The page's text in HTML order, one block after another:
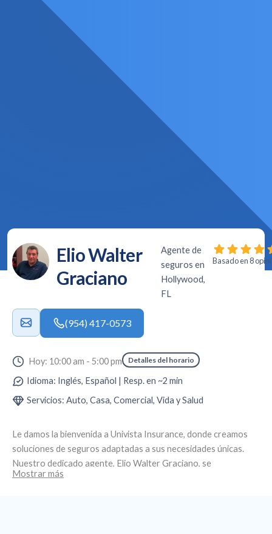
Elio Walter
Graciano
Agente de
seguros en
Hollywood,
FL
Basado en 8
(954) 417-0573
Le damos la bienvenida a Univista Insurance, donde creamos
soluciones de seguros adaptadas a sus necesidades únicas.
Nuestro dedicado agente, Elio Walter Graciano, se
compromete a brindar un servicio personalizado y
Mostrar más
Hoy: 10:00 am - 5:00 pm Detalles del horario
Idioma: Inglés, Español | Resp. en ~2 min
Servicios: Auto, Casa, Comercial, Vida y Salud